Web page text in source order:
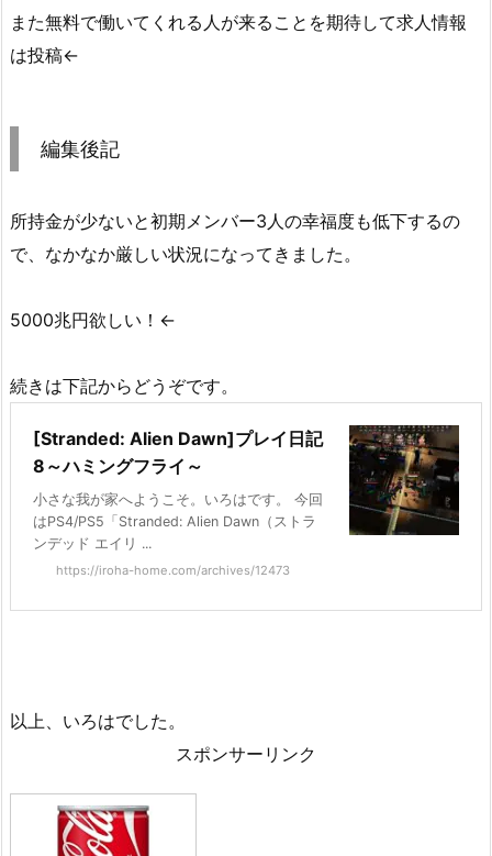
また無料で働いてくれる人が来ることを期待して求人情報
は投稿←
編集後記
所持金が少ないと初期メンバー3人の幸福度も低下するの
で、なかなか厳しい状況になってきました。
5000兆円欲しい！←
続きは下記からどうぞです。
[Stranded: Alien Dawn]プレイ日記
8～ハミングフライ～
小さな我が家へようこそ。いろはです。 今回
はPS4/PS5「Stranded: Alien Dawn（ストラ
ンデッド エイリ ...
https://iroha-home.com/archives/12473
以上、いろはでした。
スポンサーリンク